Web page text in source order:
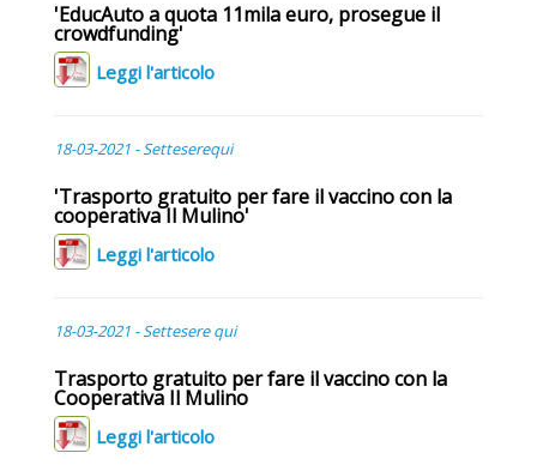
'EducAuto a quota 11mila euro, prosegue il
crowdfunding'
Leggi l'articolo
18-03-2021 - Setteserequi
'Trasporto gratuito per fare il vaccino con la
cooperativa Il Mulino'
Leggi l'articolo
18-03-2021 - Settesere qui
Trasporto gratuito per fare il vaccino con la
Cooperativa Il Mulino
Leggi l'articolo